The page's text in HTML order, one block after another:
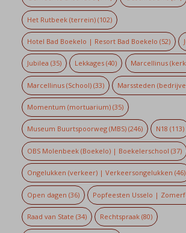
Het Rutbeek (terrein)(102)
Hotel Bad Boekelo | Resort Bad Boekelo (52)
Jubilea (35) Lekkages (40) Marcellinus
Marcellinus (School)(33) Marssteden
Momentum (mortuarium)(35)
Museum Buurtspoorweg (MBS)(246) N18 (113)
OBS Molenbeek (Boekelo) | Boekelerschool (37)
Ongelukken (verkeer) | Verkeersongelukken (46)
Open dagen (36) Popfeesten Usselo |
Raad van State (34) Rechtspraak (80)